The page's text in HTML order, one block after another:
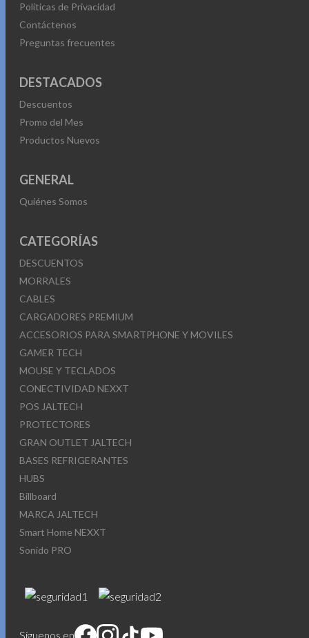
Políticas de Privacidad
Contáctenos
Preguntas frecuentes
DESTACADOS
Descuentos
Promo del Mes
Productos Nuevos
GENERAL
Quiénes Somos
CATEGORÍAS
DESCUENTOS
MORRALES
CABLES
CARGADORES PREMIUM
ACCESORIOS PARA SMARTPHONE Y MOVILES
GAMER TECH
MOUSE Y TECLADOS
CONECTIVIDAD NEXXT
POS JALTECH
PROTECTORES
GRAN OUTLET JALTECH
BASES REFRIGERANTES
HUBS
Billboard
MARCA JALTECH
Smart Home NEXXT
Sonido PRO
Síguenos en